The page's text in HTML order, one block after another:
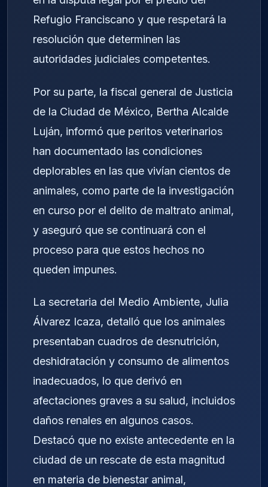
Refugio Franciscano y que respetará la
resolución que determinen las
autoridades judiciales competentes.
Por su parte, la fiscal general de Justicia
de la Ciudad de México, Bertha Alcalde
Luján, informó que peritos veterinarios
han documentado las condiciones
deplorables en las que vivían cientos de
animales, como parte de la investigación
en curso por el delito de maltrato animal,
y aseguró que se continuará con el
proceso para que estos hechos no
queden impunes.
La secretaria del Medio Ambiente, Julia
Álvarez Icaza, detalló que los animales
presentaban cuadros de desnutrición,
deshidratación y consumo de alimentos
inadecuados, lo que derivó en
afectaciones graves a su salud, incluidos
daños renales en algunos casos.
Destacó que no existe antecedente en la
ciudad de un rescate de esta magnitud
en materia de bienestar animal,